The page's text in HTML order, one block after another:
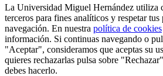
La Universidad Miguel Hernández utiliza
terceros para fines analíticos y respetar tus
navegación. En nuestra política de cookies
información. Si continuas navegando o
"Aceptar", consideramos que aceptas su
quieres rechazarlas pulsa sobre
debes hacerlo.